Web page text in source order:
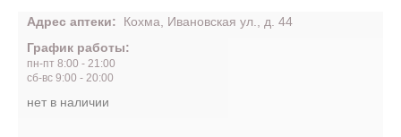
Адрес аптеки:
Кохма, Ивановская ул., д. 44
График работы:
пн-пт 8:00 - 21:00
сб-вс 9:00 - 20:00
нет в наличии